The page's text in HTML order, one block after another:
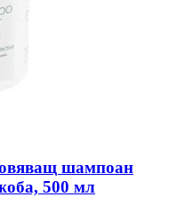
шампоан
500 мл